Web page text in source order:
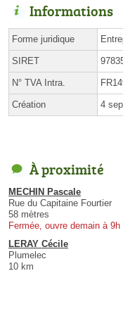
Informations
Forme juridique
SIRET
N° TVA Intra.
Création 4
À proximité
MECHIN Pascale
Rue du Capitaine Fourtier
58 mètres
Fermée, ouvre demain à 9h
LERAY Cécile
Plumelec
10 km